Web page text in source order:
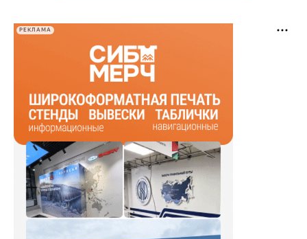
РЕКЛАМА